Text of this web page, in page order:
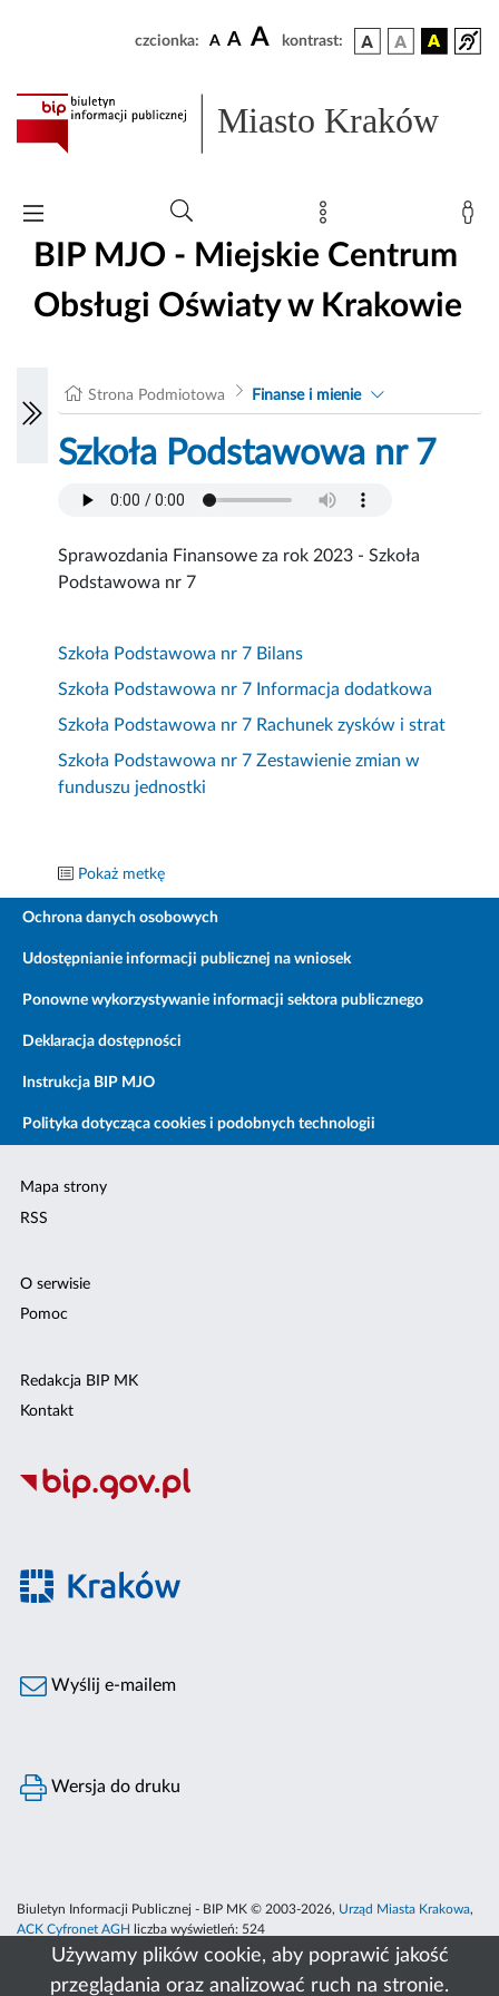
Używamy plików cookie, aby poprawić jakość
przeglądania oraz analizować ruch na stronie.
czcionka: A A A kontrast:
Miasto Kraków
BIP MJO - Miejskie Centrum
Obsługi Oświaty w Krakowie
Strona Podmiotowa Finanse i mienie
Szkoła Podstawowa nr 7
Sprawozdania Finansowe za rok 2023 - Szkoła
Podstawowa nr 7
Szkoła Podstawowa nr 7 Bilans
Szkoła Podstawowa nr 7 Informacja dodatkowa
Szkoła Podstawowa nr 7 Rachunek zysków i strat
Szkoła Podstawowa nr 7 Zestawienie zmian w
funduszu jednostki
Pokaż metkę
Ochrona danych osobowych
Udostępnianie informacji publicznej na wniosek
Ponowne wykorzystywanie informacji sektora publicznego
Deklaracja dostępności
Instrukcja BIP MJO
Polityka dotycząca cookies i podobnych technologii
Mapa strony
RSS
O serwisie
Pomoc
Redakcja BIP MK
Kontakt
Wyślij e-mailem
Wersja do druku
Biuletyn Informacji Publicznej - BIP MK © 2003-2026, Urząd Miasta Krakowa,
ACK Cyfronet AGH
liczba wyświetleń: 524